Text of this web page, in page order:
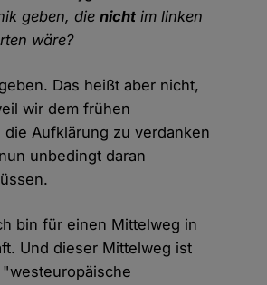
geben, dienicht im linken
wäre?
Das heißt aber nicht,
wir dem frühen
die Aufklärung zu verdanken
unbedingt daran
bin für einen Mittelweg in
Und dieser Mittelweg ist